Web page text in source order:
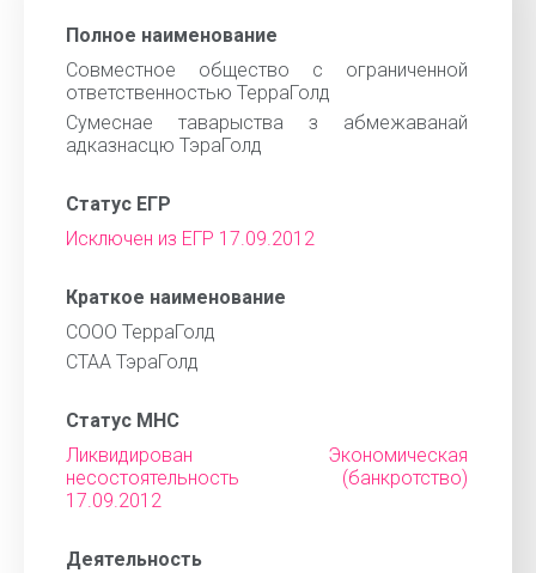
Полное наименование
Совместное общество с ограниченной
ответственностью ТерраГолд
Сумеснае таварыства з абмежаванай
адказнасцю ТэраГолд
Статус ЕГР
Исключен из ЕГР 17.09.2012
Краткое наименование
СООО ТерраГолд
СТАА ТэраГолд
Статус МНС
Ликвидирован Экономическая
несостоятельность (банкротство)
17.09.2012
Деятельность